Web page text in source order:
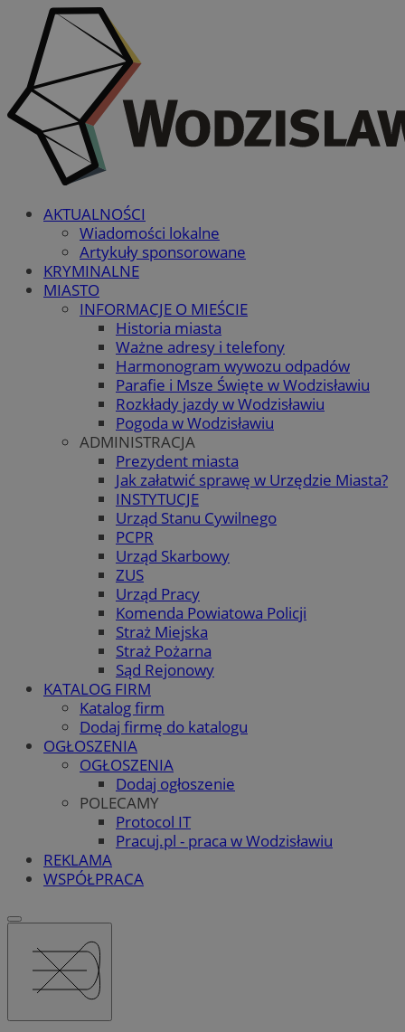
AKTUALNOŚCI
Wiadomości lokalne
Artykuły sponsorowane
KRYMINALNE
MIASTO
INFORMACJE O MIEŚCIE
Historia miasta
Ważne adresy i telefony
Harmonogram wywozu odpadów
Parafie i Msze Święte w Wodzisławiu
Rozkłady jazdy w Wodzisławiu
Pogoda w Wodzisławiu
ADMINISTRACJA
Prezydent miasta
Jak załatwić sprawę w Urzędzie Miasta?
INSTYTUCJE
Urząd Stanu Cywilnego
PCPR
Urząd Skarbowy
ZUS
Urząd Pracy
Komenda Powiatowa Policji
Straż Miejska
Straż Pożarna
Sąd Rejonowy
KATALOG FIRM
Katalog firm
Dodaj firmę do katalogu
OGŁOSZENIA
OGŁOSZENIA
Dodaj ogłoszenie
POLECAMY
Protocol IT
Pracuj.pl - praca w Wodzisławiu
REKLAMA
WSPÓŁPRACA